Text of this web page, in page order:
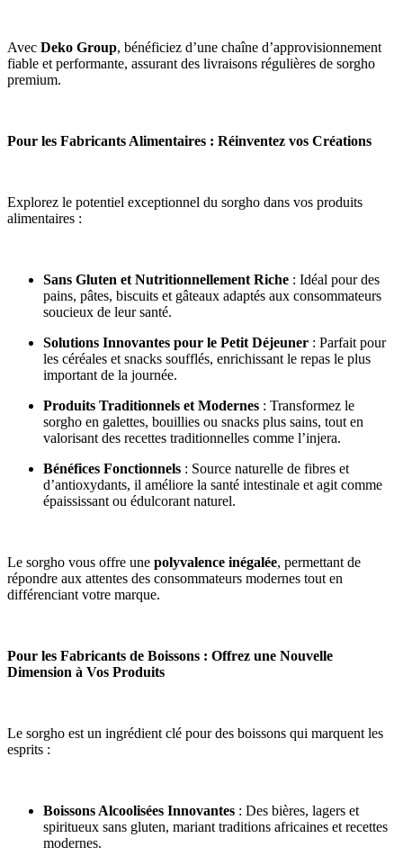
Avec Deko Group, bénéficiez d’une chaîne d’approvisionnement
fiable et performante, assurant des livraisons régulières de sorgho
premium.
Pour les Fabricants Alimentaires : Réinventez vos Créations
Explorez le potentiel exceptionnel du sorgho dans vos produits
alimentaires :
Sans Gluten et Nutritionnellement Riche : Idéal pour des
pains, pâtes, biscuits et gâteaux adaptés aux consommateurs
soucieux de leur santé.
Solutions Innovantes pour le Petit Déjeuner : Parfait pour
les céréales et snacks soufflés, enrichissant le repas le plus
important de la journée.
Produits Traditionnels et Modernes : Transformez le
sorgho en galettes, bouillies ou snacks plus sains, tout en
valorisant des recettes traditionnelles comme l’injera.
Bénéfices Fonctionnels : Source naturelle de fibres et
d’antioxydants, il améliore la santé intestinale et agit comme
épaississant ou édulcorant naturel.
Le sorgho vous offre une polyvalence inégalée, permettant de
répondre aux attentes des consommateurs modernes tout en
différenciant votre marque.
Pour les Fabricants de Boissons : Offrez une Nouvelle
Dimension à Vos Produits
Le sorgho est un ingrédient clé pour des boissons qui marquent les
esprits :
Boissons Alcoolisées Innovantes : Des bières, lagers et
spiritueux sans gluten, mariant traditions africaines et recettes
modernes.